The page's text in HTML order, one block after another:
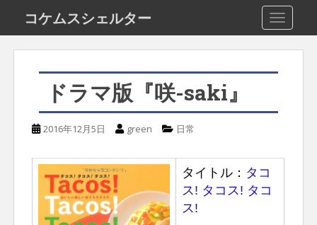
k
コケムスシェルター
ドラマ版『咲-saki』
2016年12月5日 green 日常
タイトル： タコ
ス! タコス! タコ
ス!